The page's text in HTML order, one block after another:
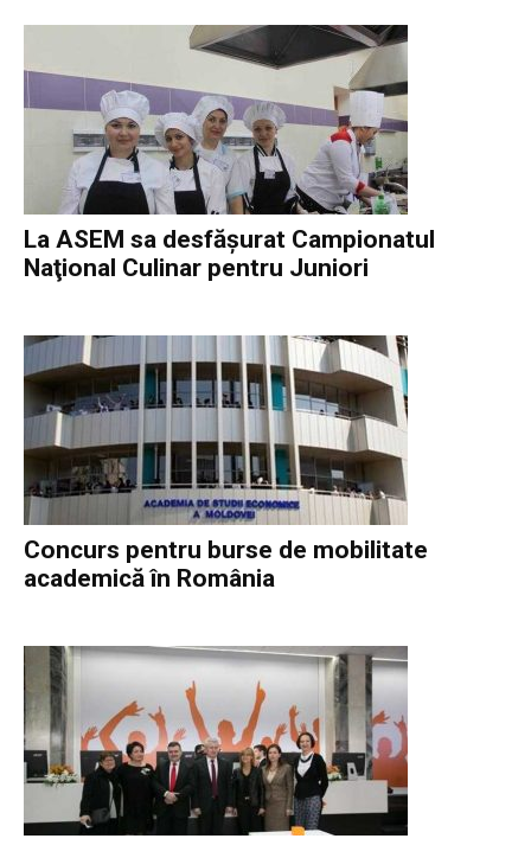
La ASEM sa desfăşurat Campionatul
Naţional Culinar pentru Juniori
Concurs pentru burse de mobilitate
academică în România